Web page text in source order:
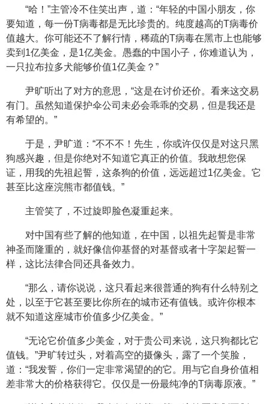
“哈！”主管冷不住笑出声，道：“年轻的中国小朋友，你
要知道，每一份T病毒都是无比珍贵的。纯度越高的T病毒价
值越大。你可能还不了解行情，稀疏的T病毒在黑市上也能够
卖到1亿美金，是1亿美金。愚蠢的中国小子，你难道认为，
一只拉布拉多犬能够价值1亿美金？”
尹旷听出了对方的意思，“这是在讨价还价。看来这交易
有门。虽然知道保护伞公司未必会乖乖的交易，但是我还是
有希望的。”
于是，尹旷道：“不不不！先生，你或许仅仅是对这只黑
狗感兴趣，但是你绝对不知道它真正的价值。我敢想您保
证，用我的先祖起誓，这条狗的价值，远远超过1亿美金。它
甚至比这座浣熊市都值钱。”
主管笑了，不过旋即脸色凝重起来。
对中国有些了解的他知道，在中国，以祖先起誓是非常
神圣而隆重的，就好像信仰基督的对基督或者十字架起誓一
样，这比法律合同还具备效力。
“那么，请你说说，这只看起来很普通的狗有什么特别之
处，以至于它甚至要比你所在的城市还有值钱。或许你根本
就不知道这座城市价值多少亿美金。”
“无论它价值多少美金，对于贵公司来说，这只狗都比它
值钱。”尹旷转过头，对着高空的摄像头，露了一个笑脸，
道：“我发誓，你们一定非常渴望的的它。用与它自身价值相
差非常大的价格获得它。仅仅是一份最纯净的T病毒原液。”